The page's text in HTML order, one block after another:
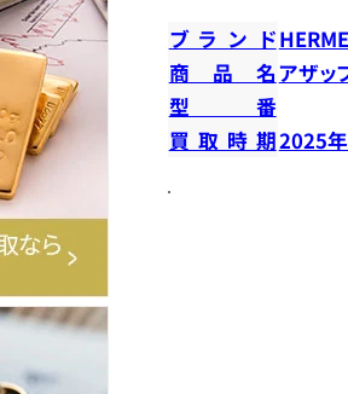
ブランド
商品名アザッ
型番
買取時期2025